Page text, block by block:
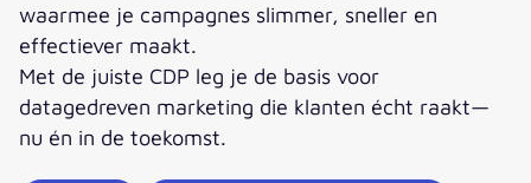
waarmee je campagnes slimmer, sneller en
effectiever maakt.
Met de juiste CDP leg je de basis voor
datagedreven marketing die klanten écht raakt—
nu én in de toekomst.